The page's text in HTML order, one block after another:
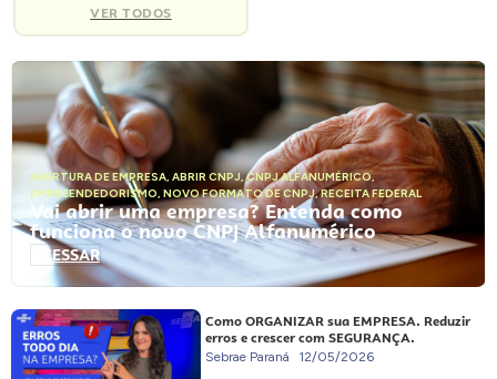
VER TODOS
ABERTURA DE EMPRESA, ABRIR CNPJ,CNPJ ALFANUMÉRICO,
EMPREENDEDORISMO, NOVO FORMATO DE CNPJ,RECEITA FEDERAL
Vai abrir uma empresa? Entenda como
funciona o novo CNPJ Alfanumérico
ACESSAR
Como ORGANIZAR sua EMPRESA. Reduzir
erros e crescer com SEGURANÇA.
Sebrae Paraná 12/05/2026